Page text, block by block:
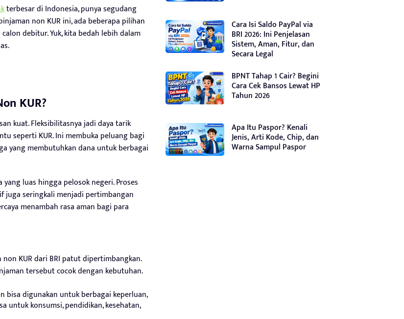
terbesar di Indonesia, punya segudang
non KUR ini, ada beberapa pilihan
debitur. Yuk, kita bedah lebih dalam
KUR?
kuat. Fleksibilitasnya jadi daya tarik
seperti KUR. Ini membuka peluang bagi
yang membutuhkan dana untuk berbagai
luas hingga pelosok negeri. Proses
juga seringkali menjadi pertimbangan
menambah rasa aman bagi para
KUR dari BRI patut dipertimbangkan.
tersebut cocok dengan kebutuhan.
bisa digunakan untuk berbagai keperluan,
untuk konsumsi, pendidikan, kesehatan,
Cara Isi Saldo PayPal via
BRI 2026: Ini Penjelasan
Sistem, Aman, Fitur, dan
Secara Legal
BPNT Tahap 1 Cair? Begini
Cara Cek Bansos Lewat HP
Tahun 2026
Apa Itu Paspor? Kenali
Jenis, Arti Kode, Chip, dan
Warna Sampul Paspor